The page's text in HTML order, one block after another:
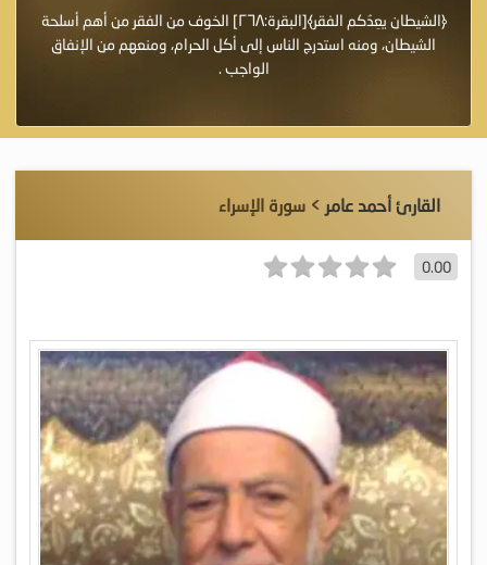
﴿الشيطان يعِدُكم الفقر﴾[البقرة:٢٦٨] الخوف من الفقر من أهم أسلحة
الشيطان، ومنه استدرج الناس إلى أكل الحرام، ومنعهم من الإنفاق
الواجب .
القارئ أحمد عامر > سورة الإسراء
0.00